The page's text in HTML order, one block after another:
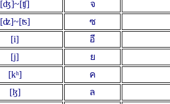
[ʤ]~[ʧ] จ
[ʣ]~[ʦ] ซ
[i] อี
[j] ย
[kʰ] ค
[ɮ] ล